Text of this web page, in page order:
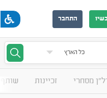
התחבר
מסחרי זכיינות